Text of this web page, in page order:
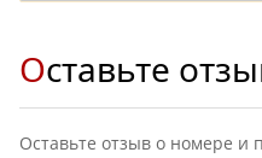
Оставьте
Оставьте отзыв о номере и